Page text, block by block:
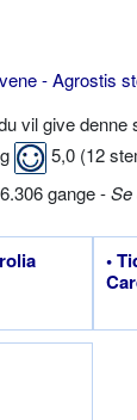
- Agrostis
vil give denne
5,0 (12
gange -Se
•